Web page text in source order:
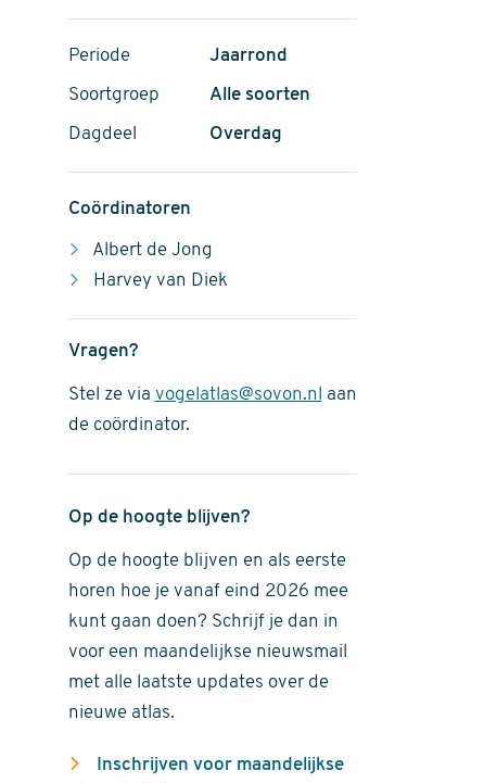
Periode Jaarrond
Soortgroep Alle soorten
Dagdeel Overdag
Coördinatoren
Albert de Jong
Harvey van Diek
Vragen?
Stel ze via vogelatlas@sovon.nl
aan
de coördinator.
Op de hoogte blijven?
Op de hoogte blijven en als eerste
horen hoe je vanaf eind 2026 mee
kunt gaan doen? Schrijf je dan in
voor een maandelijkse nieuwsmail
met alle laatste updates over de
nieuwe atlas.
Inschrijven voor maandelijkse